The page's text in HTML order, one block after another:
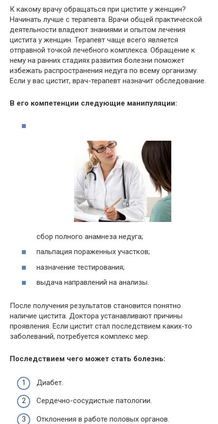
К какому врачу обращаться при цистите у женщин?
Начинать лучше с терапевта. Врачи общей практической
деятельности владеют знаниями и опытом лечения
цистита у женщин. Терапевт чаще всего является
отправной точкой лечебного комплекса. Обращение к
нему на ранних стадиях развития болезни поможет
избежать распространения недуга по всему организму.
Если у вас цистит, врач-терапевт назначит обследование.
В его компетенции следующие манипуляции:
сбор полного анамнеза недуга;
пальпация пораженных участков;
назначение тестирования;
выдача направлений на анализы.
После получения результатов становится понятно
наличие цистита. Доктора устанавливают причины
проявления. Если цистит стал последствием каких-то
заболеваний, потребуется комплекс мер.
Последствием чего может стать болезнь:
Диабет.
Сердечно-сосудистые патологии.
Отклонения в работе половых органов.